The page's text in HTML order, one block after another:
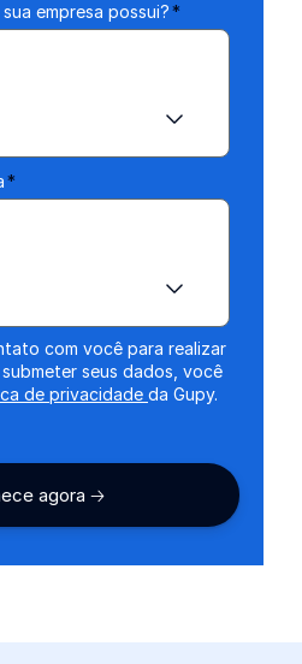
empresa possui?*
*
com você para realizar
seus dados, você
de privacidade da Gupy.